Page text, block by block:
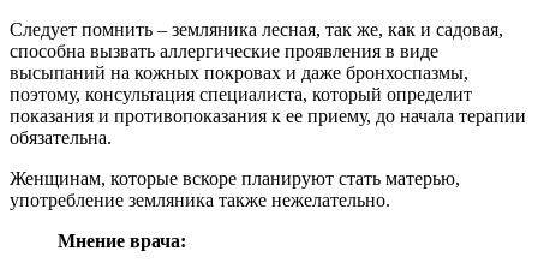
Следует помнить – земляника лесная, так же, как и садовая,
способна вызвать аллергические проявления в виде
высыпаний на кожных покровах и даже бронхоспазмы,
поэтому, консультация специалиста, который определит
показания и противопоказания к ее приему, до начала терапии
обязательна.
Женщинам, которые вскоре планируют стать матерью,
употребление земляника также нежелательно.
Мнение врача: